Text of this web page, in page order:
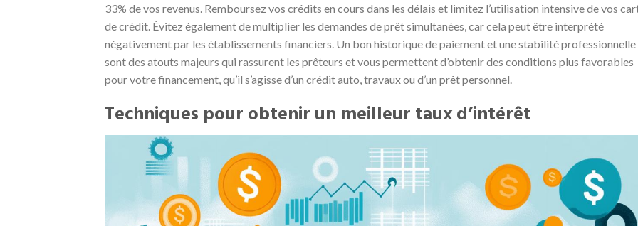
33% de vos revenus. Remboursez vos crédits en cours dans les délais et limitez l’utilisation intensive de vos
de crédit. Évitez également de multiplier les demandes de prêt simultanées, car cela peut être interprété
négativement par les établissements financiers. Un bon historique de paiement et une stabilité professionnelle
sont des atouts majeurs qui rassurent les prêteurs et vous permettent d’obtenir des conditions plus favorables
pour votre financement, qu’il s’agisse d’un crédit auto, travaux ou d’un prêt personnel.
Techniques pour obtenir un meilleur taux d’intérêt